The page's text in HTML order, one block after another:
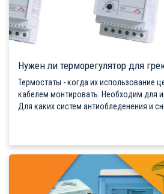
Нужен ли терморегулятор для
Термостаты - когда их использование
кабелем монтировать. Необходим для
Для каких систем антиобледенения и